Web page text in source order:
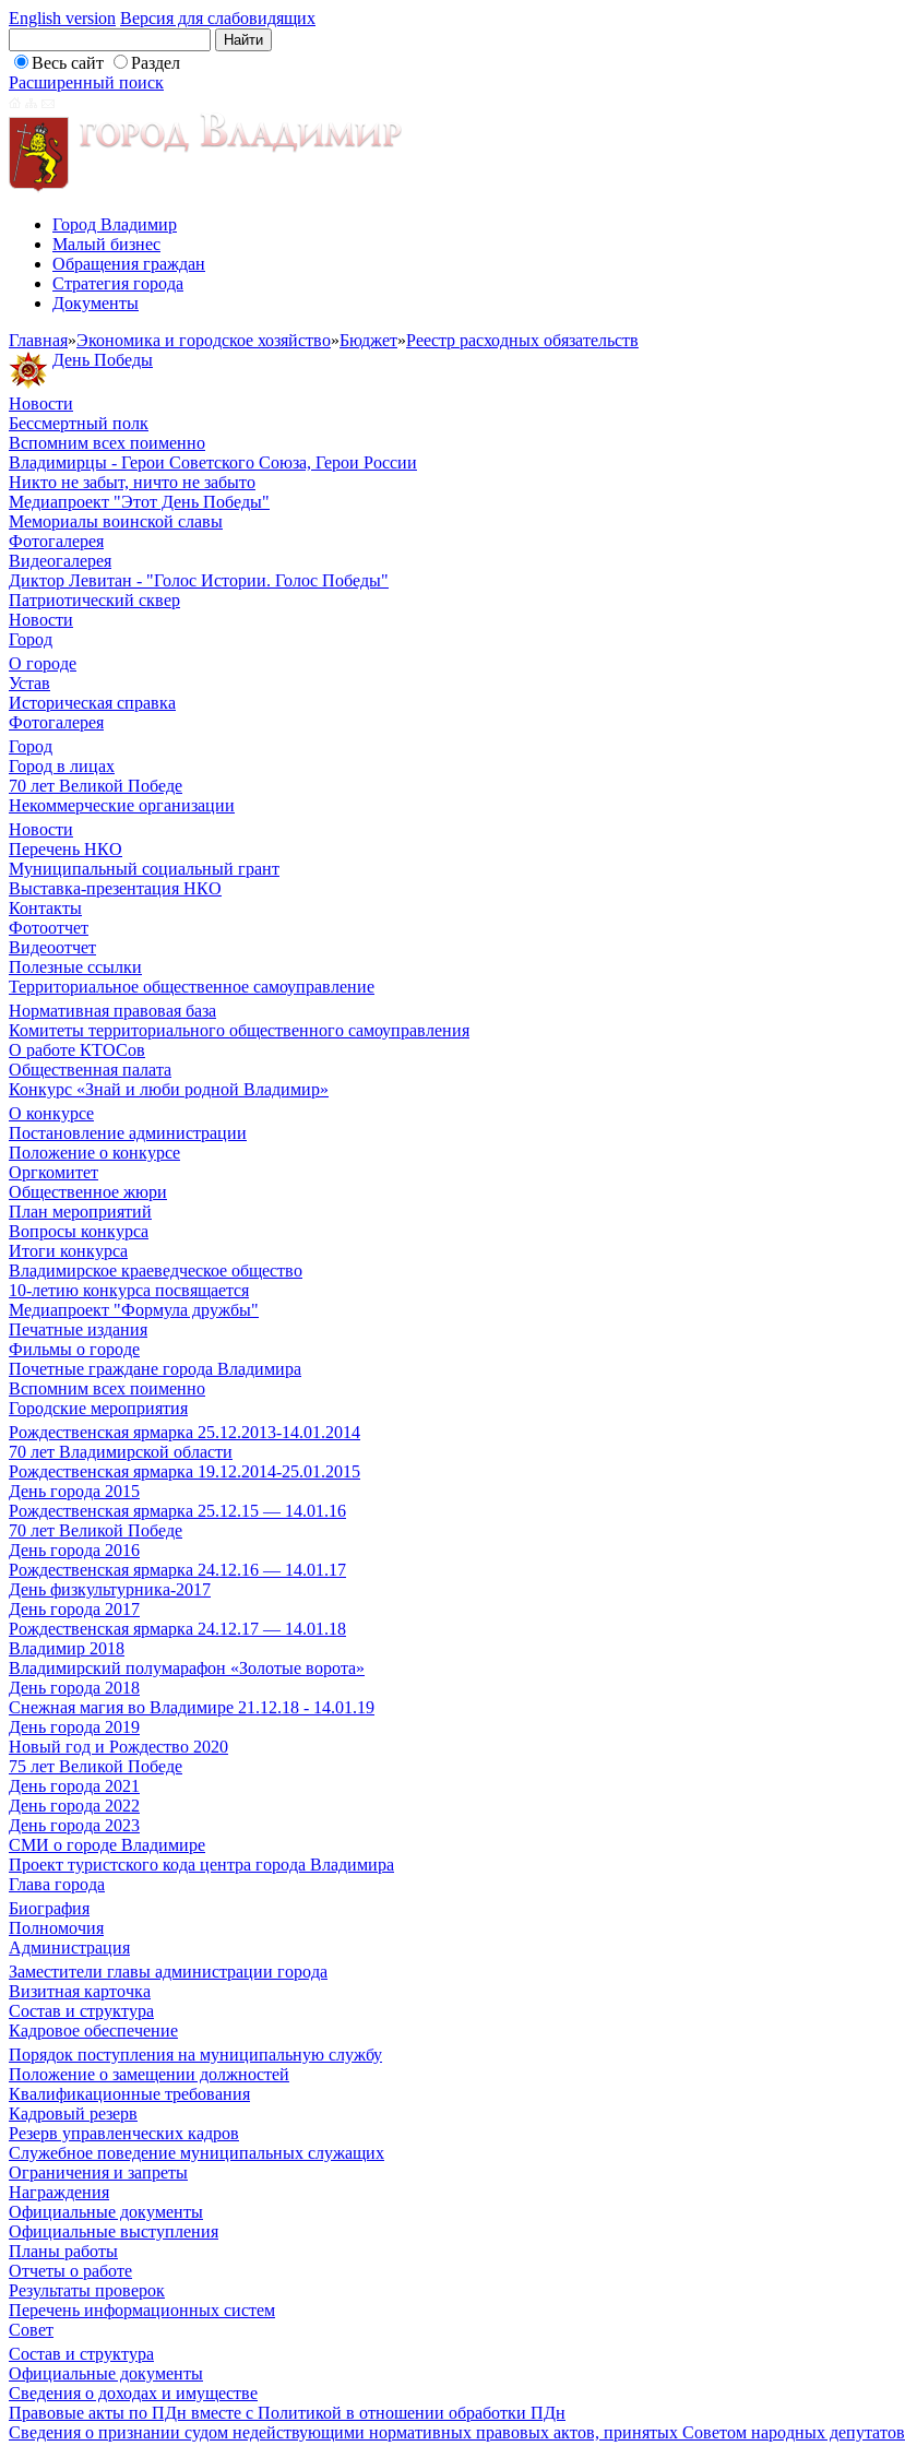
English version Версия для слабовидящих
Весь сайт
Раздел
Расширенный поиск
Город Владимир
Малый бизнес
Обращения граждан
Стратегия города
Документы
Главная»Экономика и городское хозяйство»Бюджет»Реестр расходных обязательств
День Победы
Новости
Бессмертный полк
Вспомним всех поименно
Владимирцы - Герои Советского Союза, Герои России
Никто не забыт, ничто не забыто
Медиапроект "Этот День Победы"
Мемориалы воинской славы
Фотогалерея
Видеогалерея
Диктор Левитан - "Голос Истории. Голос Победы"
Патриотический сквер
Новости
Город
О городе
Устав
Историческая справка
Фотогалерея
Город
Город в лицах
70 лет Великой Победе
Некоммерческие организации
Новости
Перечень НКО
Муниципальный социальный грант
Выставка-презентация НКО
Контакты
Фотоотчет
Видеоотчет
Полезные ссылки
Территориальное общественное самоуправление
Нормативная правовая база
Комитеты территориального общественного самоуправления
О работе КТОСов
Общественная палата
Конкурс «Знай и люби родной Владимир»
О конкурсе
Постановление администрации
Положение о конкурсе
Оргкомитет
Общественное жюри
План мероприятий
Вопросы конкурса
Итоги конкурса
Владимирское краеведческое общество
10-летию конкурса посвящается
Медиапроект "Формула дружбы"
Печатные издания
Фильмы о городе
Почетные граждане города Владимира
Вспомним всех поименно
Городские мероприятия
Рождественская ярмарка 25.12.2013-14.01.2014
70 лет Владимирской области
Рождественская ярмарка 19.12.2014-25.01.2015
День города 2015
Рождественская ярмарка 25.12.15 — 14.01.16
70 лет Великой Победе
День города 2016
Рождественская ярмарка 24.12.16 — 14.01.17
День физкультурника-2017
День города 2017
Рождественская ярмарка 24.12.17 — 14.01.18
Владимир 2018
Владимирский полумарафон «Золотые ворота»
День города 2018
Снежная магия во Владимире 21.12.18 - 14.01.19
День города 2019
Новый год и Рождество 2020
75 лет Великой Победе
День города 2021
День города 2022
День города 2023
СМИ о городе Владимире
Проект туристского кода центра города Владимира
Глава города
Биография
Полномочия
Администрация
Заместители главы администрации города
Визитная карточка
Состав и структура
Кадровое обеспечение
Порядок поступления на муниципальную службу
Положение о замещении должностей
Квалификационные требования
Кадровый резерв
Резерв управленческих кадров
Служебное поведение муниципальных служащих
Ограничения и запреты
Награждения
Официальные документы
Официальные выступления
Планы работы
Отчеты о работе
Результаты проверок
Перечень информационных систем
Совет
Состав и структура
Официальные документы
Сведения о доходах и имуществе
Правовые акты по ПДн вместе с Политикой в отношении обработки ПДн
Сведения о признании судом недействующими нормативных правовых актов, принятых Советом народных депутатов